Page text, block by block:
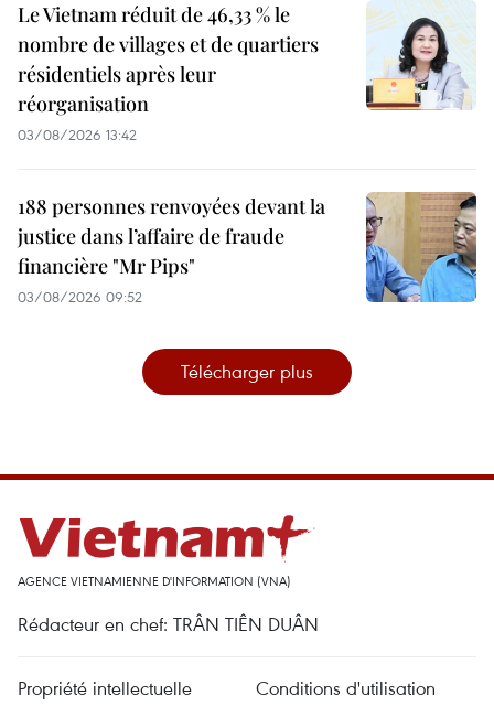
Le Vietnam réduit de 46,33 % le
nombre de villages et de quartiers
résidentiels après leur
réorganisation
03/08/2026 13:42
188 personnes renvoyées devant la
justice dans l’affaire de fraude
financière "Mr Pips"
03/08/2026 09:52
Télécharger plus
AGENCE VIETNAMIENNE D'INFORMATION (VNA)
Rédacteur en chef: TRÂN TIÊN DUÂN
Propriété intellectuelle
Conditions d'utilisation